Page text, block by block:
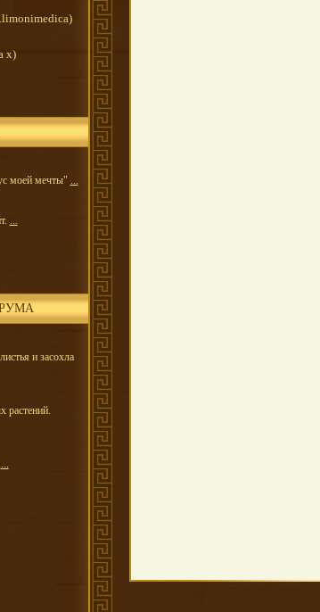
x)
моей мечты" ...
...
и засохла
растений.
...